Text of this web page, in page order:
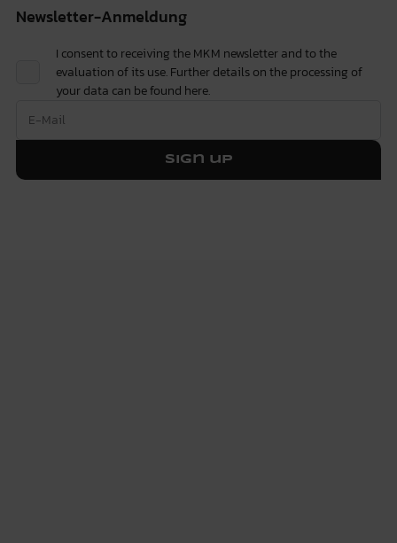
Newsletter-Anmeldung
I consent to receiving the MKM newsletter and to the
evaluation of its use. Further details on the processing of
your data can be found here.
Sign up